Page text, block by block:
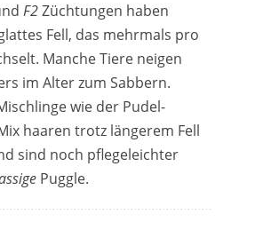
F2Züchtungen haben
Fell, das mehrmals pro
Manche Tiere neigen
im Alter zum Sabbern.
wie der Pudel-
haaren trotz längerem Fell
sind noch pflegeleichter
Puggle.